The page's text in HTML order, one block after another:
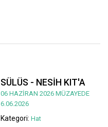
SÜLÜS - NESİH KIT'A
06 HAZİRAN 2026 MÜZAYEDE
6.06.2026
Kategori: Hat